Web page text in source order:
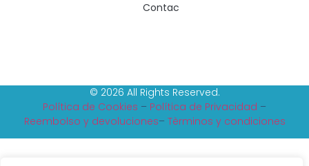
Contacto
© 2026 All Rights Reserved.
Política de Cookies – Política de Privacidad –
Reembolso y devoluciones– Tèrminos y condiciones